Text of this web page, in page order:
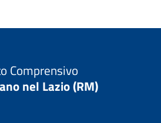
Comprensivo
nel Lazio (RM)